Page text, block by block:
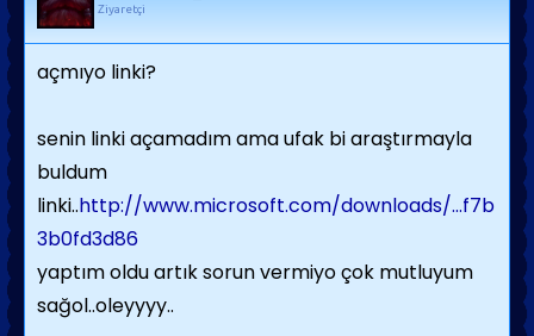
Ziyaretçi
açmıyo linki?
senin linki açamadım ama ufak bi araştırmayla
buldum
linki..http://www.microsoft.com/downloads/...f7b
3b0fd3d86
yaptım oldu artık sorun vermiyo çok mutluyum
sağol..oleyyyy..